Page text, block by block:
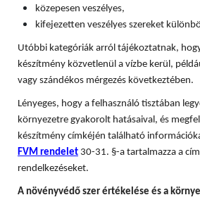
közepesen veszélyes,
kifejezetten veszélyes szereket
Utóbbi kategóriák arról tájékoztatnak,
készítmény közvetlenül a vízbe kerül,
vagy szándékos mérgezés következtében.
Lényeges, hogy a felhasználó tisztában
környezetre gyakorolt hatásaival, és
készítmény címkéjén található
FVM rendelet 30-31. §-a tartalmazza a
rendelkezéseket.
A növényvédő szer értékelése és a